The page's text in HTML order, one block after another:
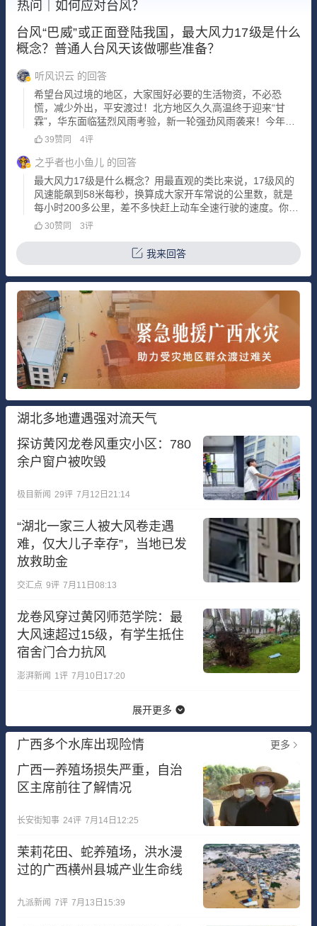
热问｜如何应对台风？
台风“巴威”或正面登陆我国，最大风力17级是什么
概念？普通人台风天该做哪些准备？
听风识云 的回答
希望台风过境的地区，大家囤好必要的生活物资，不必恐
慌，减少外出，平安渡过！北方地区久久高温终于迎来“甘
霖”，华东面临猛烈风雨考验，新一轮强劲风雨袭来！今年第9
号台风“巴威”（超强台风级）的中心今天上午8点钟位于台湾
经130.0度，中心附近最
39赞同 4评
之乎者也小鱼儿 的回答
最大风力17级是什么概念？用最直观的类比来说，17级风的
风速能飙到58米每秒，换算成大家开车常说的公里数，就是
每小时200多公里，差不多快赶上动车全速行驶的速度。你站
在这样的风里，连正常呼吸都得迎着风使劲，张嘴就能灌一
出几米远。很多人对风力等级没概
30赞同 3评
我来回答
湖北多地遭遇强对流天气
探访黄冈龙卷风重灾小区：780
余户窗户被吹毁
极目新闻 29评 7月12日21:14
“湖北一家三人被大风卷走遇
难，仅大儿子幸存”，当地已发
放救助金
交汇点 9评 7月11日08:13
龙卷风穿过黄冈师范学院：最
大风速超过15级，有学生抵住
宿舍门合力抗风
澎湃新闻 1评 7月10日17:20
展开更多
广西多个水库出现险情 更多
广西一养殖场损失严重，自治
区主席前往了解情况
长安街知事 24评 7月14日12:25
茉莉花田、蛇养殖场，洪水漫
过的广西横州县城产业生命线
九派新闻 7评 7月13日15:39